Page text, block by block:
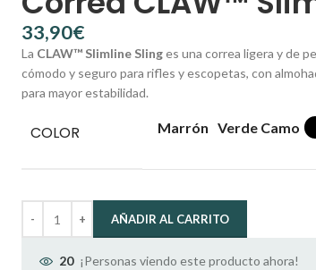
€
La CLAW™ Slimline Slinges una correa ligera y de
cómodo y seguro para rifles y escopetas, con
para mayor estabilidad.
COLOR Marrón Verde Camo
AÑADIR AL CARRITO
20 ¡Personas viendo este producto ahora!